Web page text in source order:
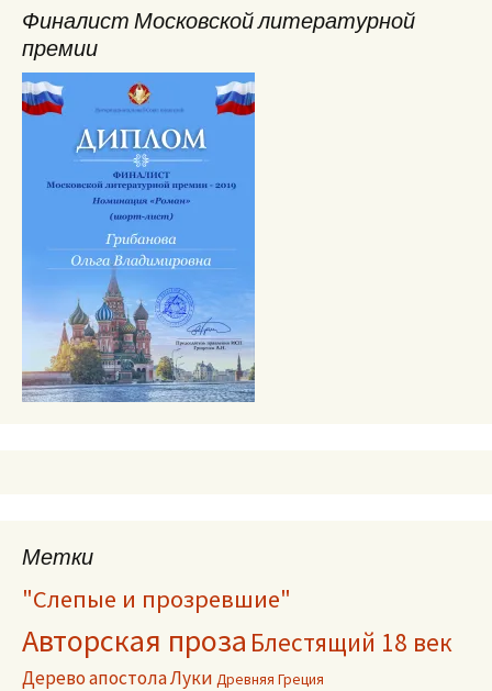
Финалист Московской литературной
премии
Метки
"Слепые и прозревшие"
Авторская проза Блестящий 18 век
Дерево апостола Луки Древняя Греция